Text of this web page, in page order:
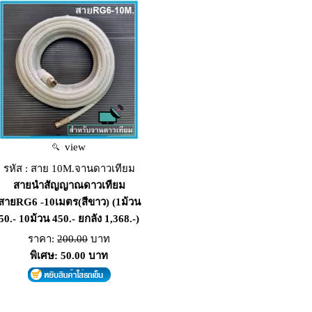
view
รหัส : สาย 10M.จานดาวเทียม
สายนำสัญญาณดาวเทียม
ายRG6 -10เมตร(สีขาว) (1ม้วน
10ม้วน 450.- ยกลัง 1,368.-)
ราคา: 200.00 บาท
พิเศษ: 50.00 บาท